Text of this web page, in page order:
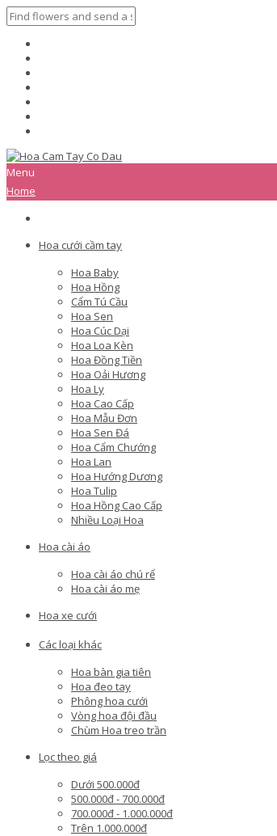
Menu
Home
Hoa cưới cầm tay
Hoa Baby
Hoa Hồng
Cẩm Tú Cầu
Hoa Sen
Hoa Cúc Dại
Hoa Loa Kèn
Hoa Đồng Tiền
Hoa Oải Hương
Hoa Ly
Hoa Cao Cấp
Hoa Mẫu Đơn
Hoa Sen Đá
Hoa Cẩm Chướng
Hoa Lan
Hoa Hướng Dương
Hoa Tulip
Hoa Hồng Cao Cấp
Nhiều Loại Hoa
Hoa cài áo
Hoa cài áo chú rể
Hoa cài áo mẹ
Hoa xe cưới
Các loại khác
Hoa bàn gia tiên
Hoa đeo tay
Phông hoa cưới
Vòng hoa đội đầu
Chùm Hoa treo trần
Lọc theo giá
Dưới 500.000đ
500.000đ - 700.000đ
700.000đ - 1.000.000đ
Trên 1.000.000đ